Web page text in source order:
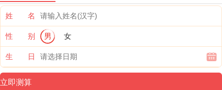
姓 名
性 别 男 女
生 日